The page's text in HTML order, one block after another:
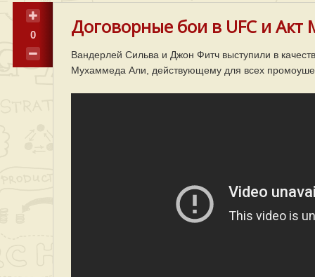
0 Договорные бои в UFC и
Вандерлей Сильва и Джон Фитч выступили в
Мухаммеда Али, действующему для всех